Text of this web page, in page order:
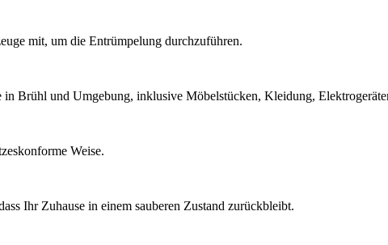
mit, um die Entrümpelung durchzuführen.
in Brühl und Umgebung, inklusive Möbelstücken, Kleidung,
Weise.
Ihr Zuhause in einem sauberen Zustand zurückbleibt.